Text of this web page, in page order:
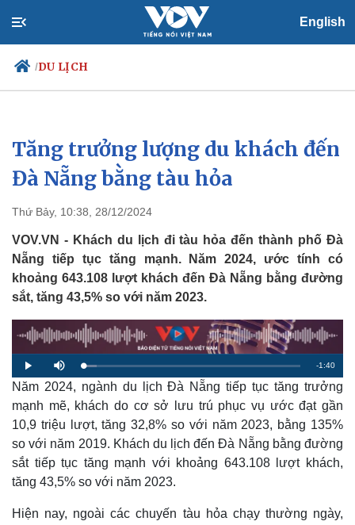
English
/DU LỊCH
Chính trị
Đảng
Tổ chức nhân sự
Nhận diện sự thật
Xã hội
Tin 24h
Dự báo thời tiết
Việc làm
Biển đảo
Tăng trưởng lượng du khách đến
Đà Nẵng bằng tàu hỏa
Thứ Bảy, 10:38, 28/12/2024
VOV.VN - Khách du lịch đi tàu hỏa đến thành phố Đà
Nẵng tiếp tục tăng mạnh. Năm 2024, ước tính có
khoảng 643.108 lượt khách đến Đà Nẵng bằng đường
sắt, tăng 43,5% so với năm 2023.
P
l
a
y
M
u
t
e
L
o
a
d
e
d
6
.
0
8
R
e
i
-1:40
Năm 2024, ngành du lịch Đà Nẵng tiếp tục tăng trưởng
mạnh mẽ, khách do cơ sở lưu trú phục vụ ước đạt gần
10,9 triệu lượt, tăng 32,8% so với năm 2023, bằng 135%
so với năm 2019. Khách du lịch đến Đà Nẵng bằng đường
sắt tiếp tục tăng mạnh với khoảng 643.108 lượt khách,
tăng 43,5% so với năm 2023.
Hiện nay, ngoài các chuyến tàu hỏa chạy thường ngày,